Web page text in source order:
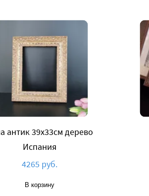
антик 39х33см дерево
Испания
4265 руб.
В корзину